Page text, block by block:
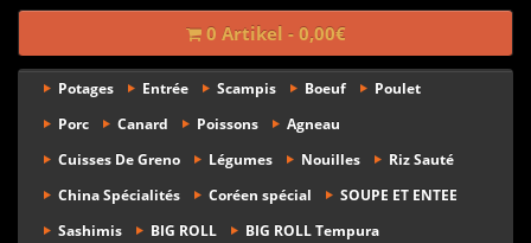
0 Artikel - 0,00€
Potages Entrée Scampis Boeuf
Poulet
Porc
Canard Poissons
Agneau
Cuisses De Greno
Légumes Nouilles
Riz Sauté
China Spécialités
Coréen spécial
SOUPE ET ENTEE
Sashimis
BIG ROLL
BIG ROLL Tempura